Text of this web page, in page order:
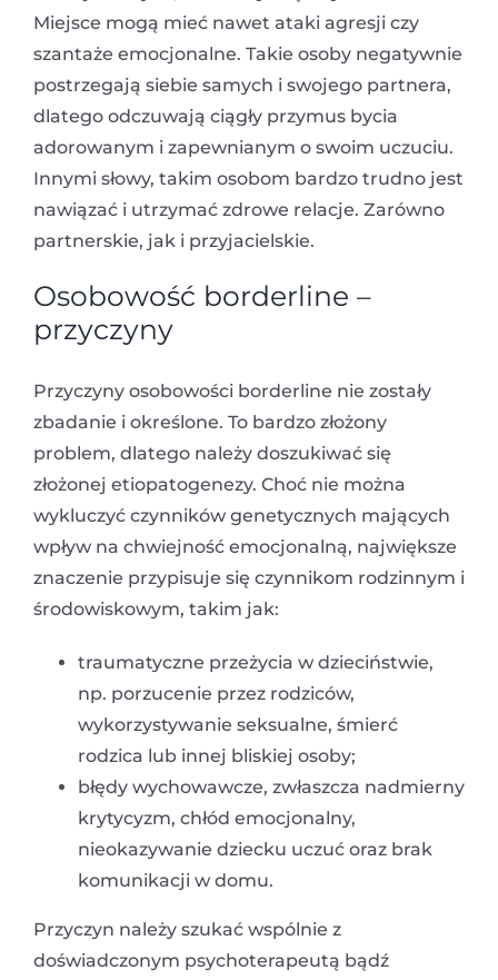
Miejsce mogą mieć nawet ataki agresji czy
szantaże emocjonalne. Takie osoby negatywnie
postrzegają siebie samych i swojego partnera,
dlatego odczuwają ciągły przymus bycia
adorowanym i zapewnianym o swoim uczuciu.
Innymi słowy, takim osobom bardzo trudno jest
nawiązać i utrzymać zdrowe relacje. Zarówno
partnerskie, jak i przyjacielskie.
Osobowość borderline –
przyczyny
Przyczyny osobowości borderline nie zostały
zbadanie i określone. To bardzo złożony
problem, dlatego należy doszukiwać się
złożonej etiopatogenezy. Choć nie można
wykluczyć czynników genetycznych mających
wpływ na chwiejność emocjonalną, największe
znaczenie przypisuje się czynnikom rodzinnym i
środowiskowym, takim jak:
traumatyczne przeżycia w dzieciństwie,
np. porzucenie przez rodziców,
wykorzystywanie seksualne, śmierć
rodzica lub innej bliskiej osoby;
błędy wychowawcze, zwłaszcza nadmierny
krytycyzm, chłód emocjonalny,
nieokazywanie dziecku uczuć oraz brak
komunikacji w domu.
Przyczyn należy szukać wspólnie z
doświadczonym psychoterapeutą bądź